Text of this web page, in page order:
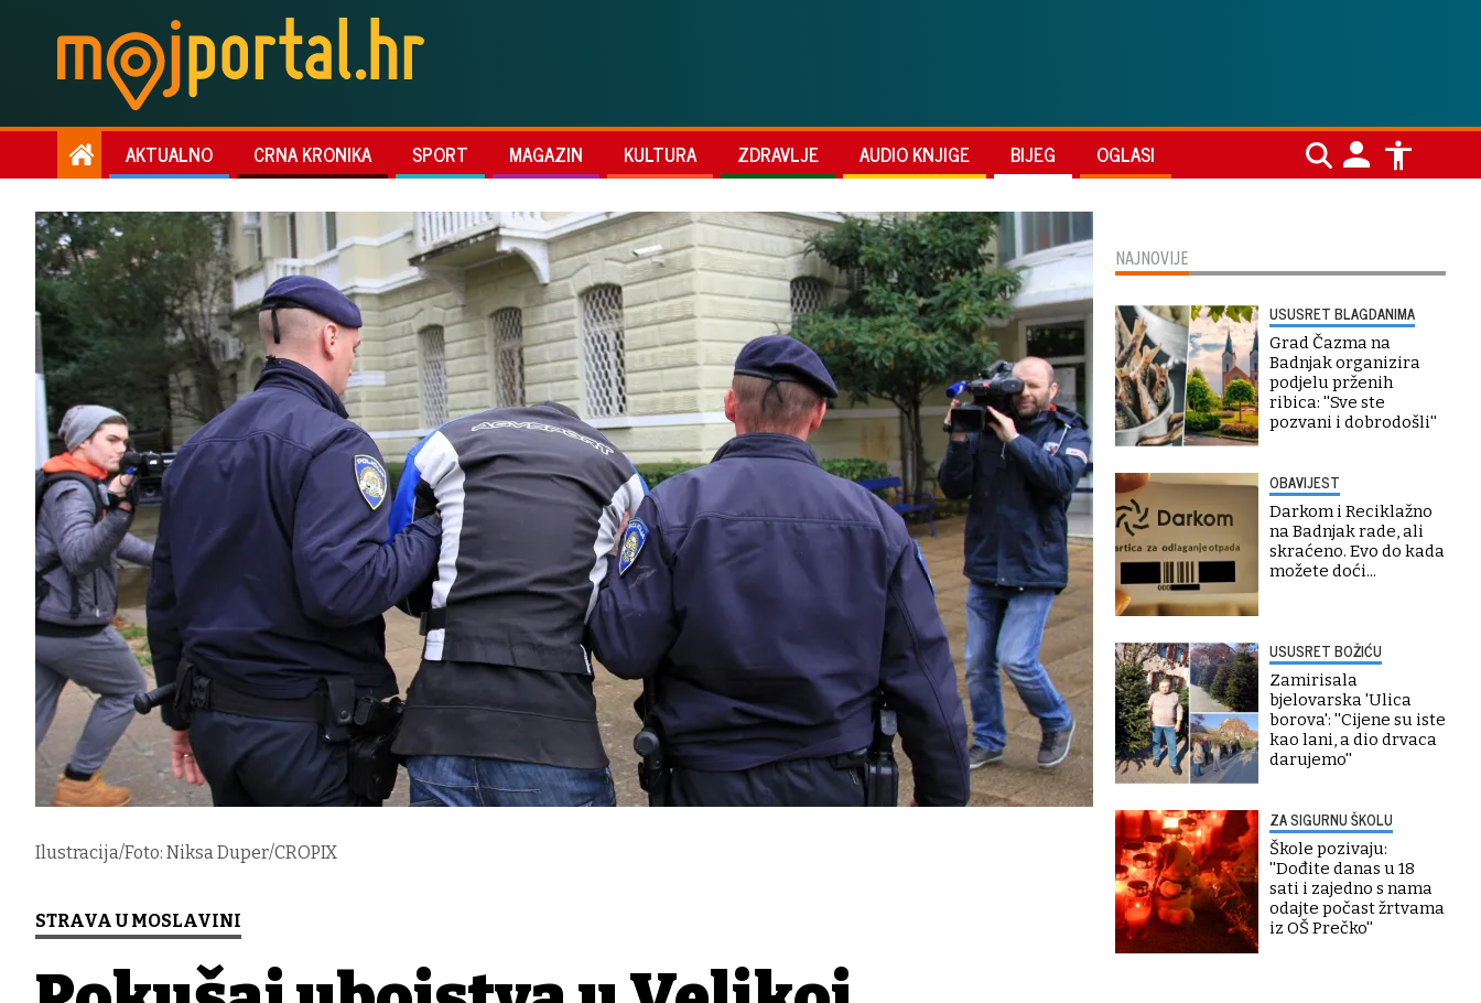
AKTUALNO CRNA KRONIKA SPORT MAGAZIN KULTURA ZDRAVLJE AUDIO KNJIGE BIJEG OGLASI
Ilustracija/Foto: Niksa Duper/CROPIX
STRAVA U MOSLAVINI
NAJNOVIJE
USUSRET BLAGDANIMA
Grad Čazma na
Badnjak organizira
podjelu prženih
ribica: ''Sve ste
pozvani i dobrodošli''
OBAVIJEST
Darkom i Reciklažno
na Badnjak rade, ali
skraćeno. Evo do kada
možete doći...
USUSRET BOŽIĆU
Zamirisala
bjelovarska 'Ulica
borova': ''Cijene su iste
kao lani, a dio drvaca
darujemo''
ZA SIGURNU ŠKOLU
Škole pozivaju:
''Dođite danas u 18
sati i zajedno s nama
odajte počast žrtvama
iz OŠ Prečko''